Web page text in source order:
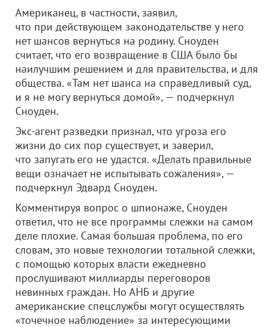
Американец, в частности, заявил,
что при действующем законодательстве у него
нет шансов вернуться на родину. Сноуден
считает, что его возвращение в США было бы
наилучшим решением и для правительства, и для
общества. «Там нет шанса на справедливый суд,
и я не могу вернуться домой», — подчеркнул
Сноуден.
Экс-агент разведки признал, что угроза его
жизни до сих пор существует, и заверил,
что запугать его не удастся. «Делать правильные
вещи означает не испытывать сожаления», —
подчеркнул Эдвард Сноуден.
Комментируя вопрос о шпионаже, Сноуден
ответил, что не все программы слежки на самом
деле плохие. Самая большая проблема, по его
словам, это новые технологии тотальной слежки,
с помощью которых власти ежедневно
прослушивают миллиарды переговоров
невинных граждан. Но АНБ и другие
американские спецслужбы могут осуществлять
«точечное наблюдение» за интересующими